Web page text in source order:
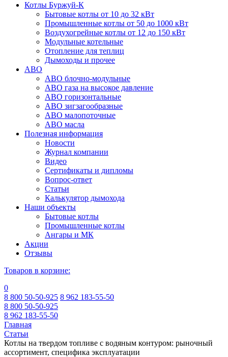
Котлы Буржуй-К
Бытовые котлы от 10 до 32 кВт
Промышленные котлы от 50 до 1000 кВт
Воздухогрейные котлы от 12 до 150 кВт
Модульные котельные
Отопление для теплиц
Дымоходы и прочее
АВО
АВО блочно-модульные
АВО газа на высокое давление
АВО горизонтальные
АВО зигзагообразные
АВО малопоточные
АВО масла
Полезная информация
Новости
Журнал компании
Видео
Сертификаты и дипломы
Вопрос-ответ
Статьи
Калькулятор дымохода
Наши объекты
Бытовые котлы
Промышленные котлы
Ангары и МК
Акции
Отзывы
Товаров в корзине:
0
8 800 50-50-925 8 962 183-55-50
8 800 50-50-925
8 962 183-55-50
Главная
Статьи
Котлы на твердом топливе с водяным контуром: рыночный
ассортимент, специфика эксплуатации